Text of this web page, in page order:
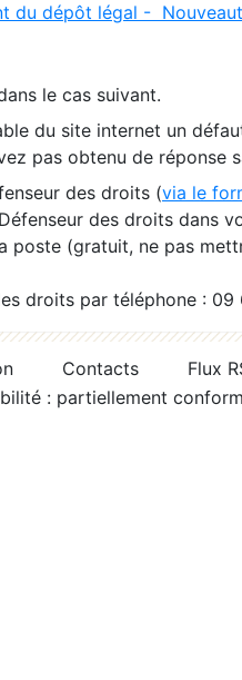
du dépôt légal -
le cas suivant.
du site internet un
pas obtenu de réponse
des droits (via le
des droits dans
poste (gratuit, ne pas
droits par téléphone :
Contacts
Flux
: partiellement